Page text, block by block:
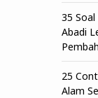
35
Abadi
25
Alam